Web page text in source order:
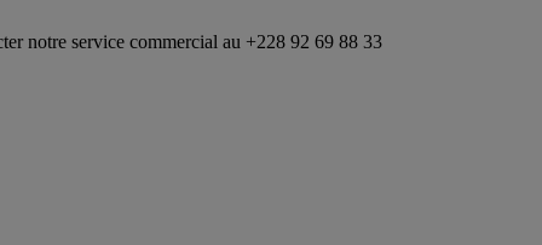
commercial au +228 92 69 88 33